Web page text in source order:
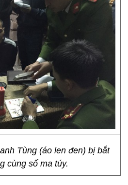
Tùng (áo len đen) bị bắt
cùng số ma túy.